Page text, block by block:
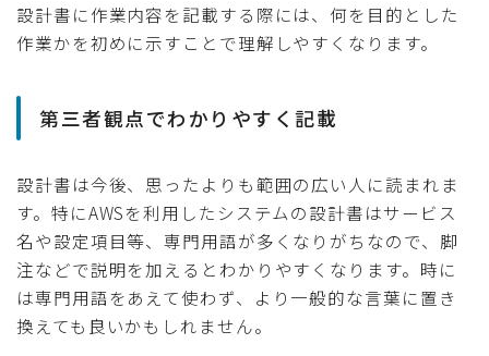
設計書に作業内容を記載する際には、何を目的とした
作業かを初めに示すことで理解しやすくなります。
第三者観点でわかりやすく記載
設計書は今後、思ったよりも範囲の広い人に読まれま
す。特にAWSを利用したシステムの設計書はサービス
名や設定項目等、専門用語が多くなりがちなので、脚
注などで説明を加えるとわかりやすくなります。時に
は専門用語をあえて使わず、より一般的な言葉に置き
換えても良いかもしれません。